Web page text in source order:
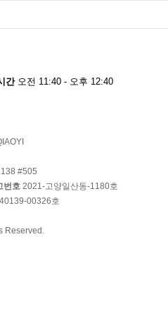
간오전 11:40 - 오후 12:40
#505
번호 2021-고양일산동-1180호
00326호
Reserved.